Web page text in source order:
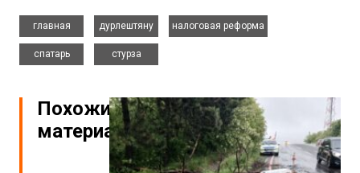
главная
дурлештяну
налоговая реформа
спатарь
стурза
Похожие
материалы